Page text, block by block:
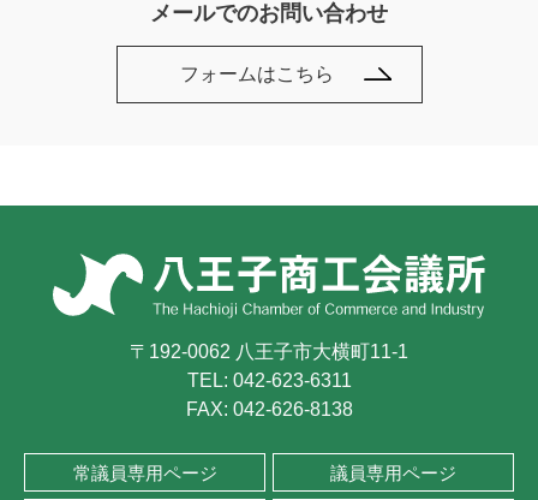
メールでのお問い合わせ
フォームはこちら
〒192-0062 八王子市大横町11-1
TEL: 042-623-6311
FAX: 042-626-8138
常議員専用ページ 議員専用ページ